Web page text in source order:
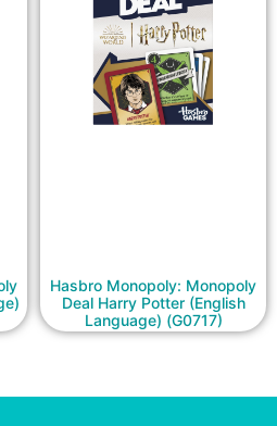
Hasbro Monopoly: Monopoly
Deal Harry Potter (English
Language) (G0717)